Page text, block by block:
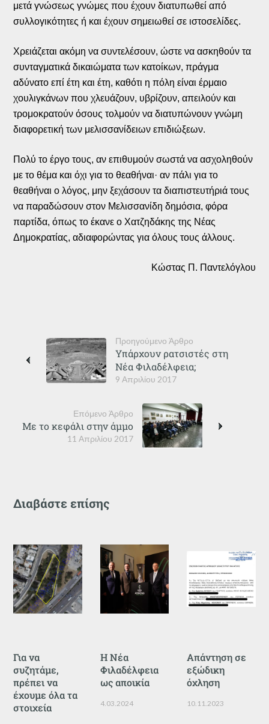
μετά γνώσεως γνώμες που έχουν διατυπωθεί από
συλλογικότητες ή και έχουν σημειωθεί σε ιστοσελίδες.
Χρειάζεται ακόμη να συντελέσουν, ώστε να ασκηθούν τα
συνταγματικά δικαιώματα των κατοίκων, πράγμα
αδύνατο επί έτη και έτη, καθότι η πόλη είναι έρμαιο
χουλιγκάνων που χλευάζουν, υβρίζουν, απειλούν και
τρομοκρατούν όσους τολμούν να διατυπώνουν γνώμη
διαφορετική των μελισσανίδειων επιδιώξεων.
Πολύ το έργο τους, αν επιθυμούν σωστά να ασχοληθούν
με το θέμα και όχι για το θεαθήναι· αν πάλι για το
θεαθήναι ο λόγος, μην ξεχάσουν τα διαπιστευτήριά τους
να παραδώσουν στον Μελισσανίδη δημόσια, φόρα
παρτίδα, όπως το έκανε ο Χατζηδάκης της Νέας
Δημοκρατίας, αδιαφορώντας για όλους τους άλλους.
Κώστας Π. Παντελόγλου
Προηγούμενο Άρθρο
9 Απριλίου 2017
Υπάρχουν ρατσιστές στη
Νέα Φιλαδέλφεια;
Επόμενο Άρθρο
11 Απριλίου 2017
Με το κεφάλι στην άμμο
Διαβάστε επίσης
Για να
συζητάμε,
πρέπει να
έχουμε όλα τα
στοιχεία
Η Νέα
Φιλαδέλφεια
ως αποικία
4.03.2024
Απάντηση σε
εξώδικη
όχληση
10.11.2023